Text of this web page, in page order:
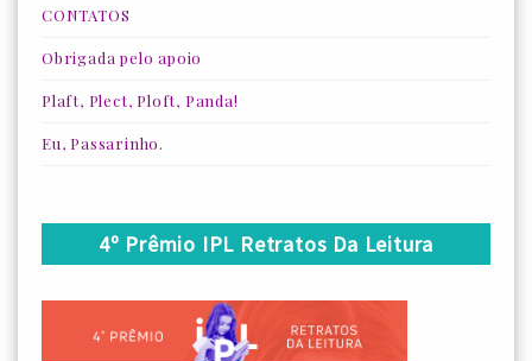
CONTATOS
Obrigada pelo apoio
Plaft, Plect, Ploft, Panda!
Eu, Passarinho.
4º Prêmio IPL Retratos Da Leitura